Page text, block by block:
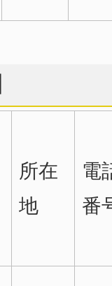
所在
地
電
番